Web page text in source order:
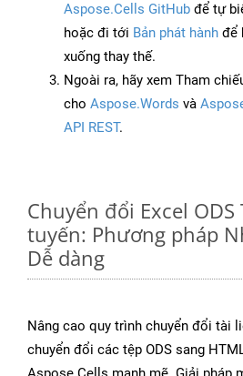
Aspose.Cells GitHub để tự
hoặc đi tới Bản phát hành để
xuống thay thế.
Ngoài ra, hãy xem Tham
cho Aspose.Words và
API REST.
Chuyển đổi Excel ODS
tuyến: Phương pháp
Dễ dàng
Nâng cao quy trình chuyển đổi tài
chuyển đổi các tệp ODS sang